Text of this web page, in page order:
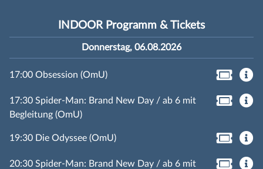
INDOOR Programm & Tickets
Donnerstag, 06.08.2026
17:00 Obsession (OmU)
17:30 Spider-Man: Brand New Day / ab 6 mit
Begleitung (OmU)
19:30 Die Odyssee (OmU)
20:30 Spider-Man: Brand New Day / ab 6 mit